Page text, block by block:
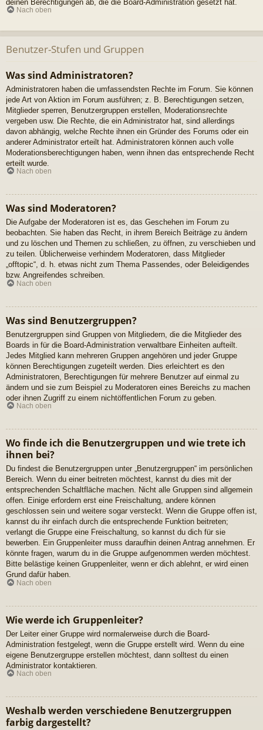
deinen Berechtigungen ab, die die Board-Administration gesetzt hat.
Nach oben
Benutzer-Stufen und Gruppen
Was sind Administratoren?
Administratoren haben die umfassendsten Rechte im Forum. Sie können
jede Art von Aktion im Forum ausführen; z. B. Berechtigungen setzen,
Mitglieder sperren, Benutzergruppen erstellen, Moderationsrechte
vergeben usw. Die Rechte, die ein Administrator hat, sind allerdings
davon abhängig, welche Rechte ihnen ein Gründer des Forums oder ein
anderer Administrator erteilt hat. Administratoren können auch volle
Moderationsberechtigungen haben, wenn ihnen das entsprechende Recht
erteilt wurde.
Nach oben
Was sind Moderatoren?
Die Aufgabe der Moderatoren ist es, das Geschehen im Forum zu
beobachten. Sie haben das Recht, in ihrem Bereich Beiträge zu ändern
und zu löschen und Themen zu schließen, zu öffnen, zu verschieben und
zu teilen. Üblicherweise verhindern Moderatoren, dass Mitglieder
„offtopic“, d. h. etwas nicht zum Thema Passendes, oder Beleidigendes
bzw. Angreifendes schreiben.
Nach oben
Was sind Benutzergruppen?
Benutzergruppen sind Gruppen von Mitgliedern, die die Mitglieder des
Boards in für die Board-Administration verwaltbare Einheiten aufteilt.
Jedes Mitglied kann mehreren Gruppen angehören und jeder Gruppe
können Berechtigungen zugeteilt werden. Dies erleichtert es den
Administratoren, Berechtigungen für mehrere Benutzer auf einmal zu
ändern und sie zum Beispiel zu Moderatoren eines Bereichs zu machen
oder ihnen Zugriff zu einem nichtöffentlichen Forum zu geben.
Nach oben
Wo finde ich die Benutzergruppen und wie trete ich
ihnen bei?
Du findest die Benutzergruppen unter „Benutzergruppen“ im persönlichen
Bereich. Wenn du einer beitreten möchtest, kannst du dies mit der
entsprechenden Schaltfläche machen. Nicht alle Gruppen sind allgemein
offen. Einige erfordern erst eine Freischaltung, andere können
geschlossen sein und weitere sogar versteckt. Wenn die Gruppe offen ist,
kannst du ihr einfach durch die entsprechende Funktion beitreten;
verlangt die Gruppe eine Freischaltung, so kannst du dich für sie
bewerben. Ein Gruppenleiter muss daraufhin deinen Antrag annehmen. Er
könnte fragen, warum du in die Gruppe aufgenommen werden möchtest.
Bitte belästige keinen Gruppenleiter, wenn er dich ablehnt, er wird einen
Grund dafür haben.
Nach oben
Wie werde ich Gruppenleiter?
Der Leiter einer Gruppe wird normalerweise durch die Board-
Administration festgelegt, wenn die Gruppe erstellt wird. Wenn du eine
eigene Benutzergruppe erstellen möchtest, dann solltest du einen
Administrator kontaktieren.
Nach oben
Weshalb werden verschiedene Benutzergruppen
farbig dargestellt?